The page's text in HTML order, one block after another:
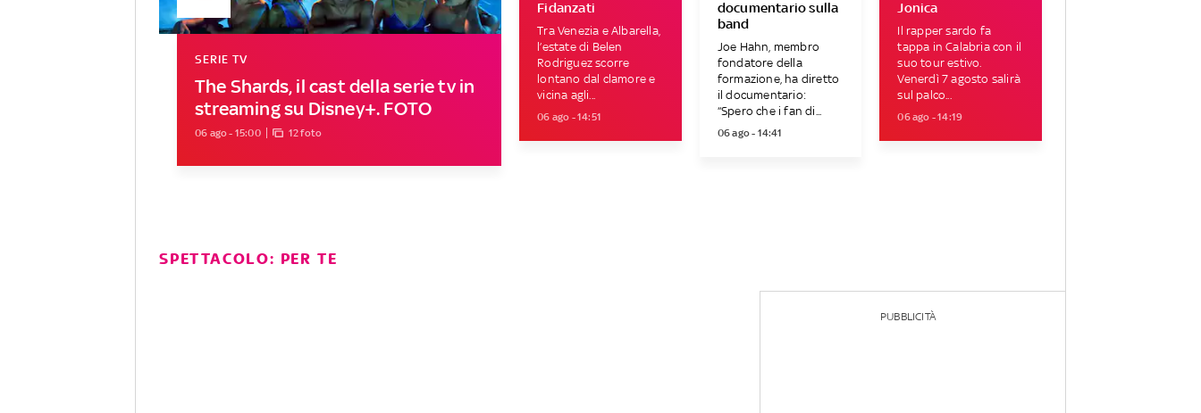
The Shards, il cast della serie tv in
streaming su Disney+. FOTO
SERIE TV
06 ago - 15:00 12 foto
Fidanzati
Tra Venezia e Albarella,
l’estate di Belen
Rodriguez scorre
lontano dal clamore e
vicina agli...
06 ago - 14:51
documentario sulla
band
Joe Hahn, membro
fondatore della
formazione, ha diretto
il documentario:
“Spero che i fan di...
06 ago - 14:41
Jonica
Il rapper sardo fa
tappa in Calabria con il
suo tour estivo.
Venerdì 7 agosto salirà
sul palco...
06 ago - 14:19
SPETTACOLO: PER TE
PUBBLICITÀ